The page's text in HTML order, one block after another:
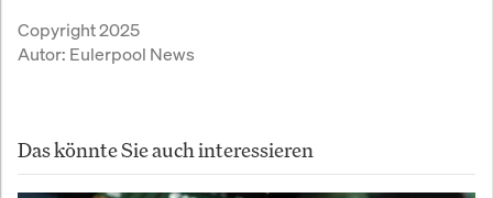
Copyright 2025
Autor: Eulerpool News
Das könnte Sie auch interessieren